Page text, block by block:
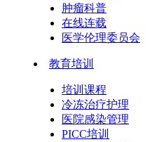
肿瘤科普
在线连载
医学伦理委员会
教育培训
培训课程
冷冻治疗护理
医院感染管理
PICC培训